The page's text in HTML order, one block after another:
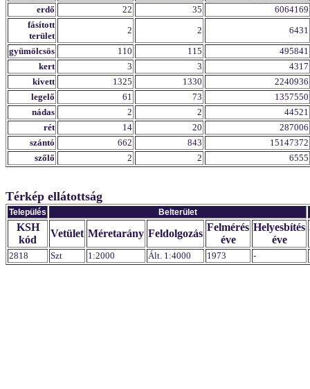
erdő 22 35
6064169
fásított
terület
2 2
6431
gyümölcsös
110 115
495841
kert
3 3
4317
kivett
1325 1330
2240936
legelő
61 73
1357550
nádas
2 2
44521
rét
14 20
287006
szántó
662 843
15147372
szőlő
2 2 6555
Térkép ellátottság
Település Belterület
KSH
kód
Vetület Méretarány Feldolgozás
Felmérés
éve
Helyesbítés
éve
2818 Szt 1:2000 Ált. 1:4000 1973 -